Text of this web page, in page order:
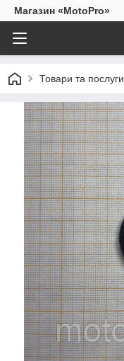
Магазин «MotoPro»
Товари та послуги